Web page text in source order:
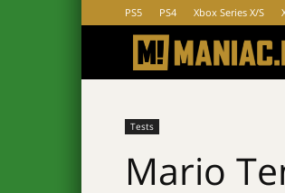
PS5 PS4 Xbox Series X/S
Tests
Mario